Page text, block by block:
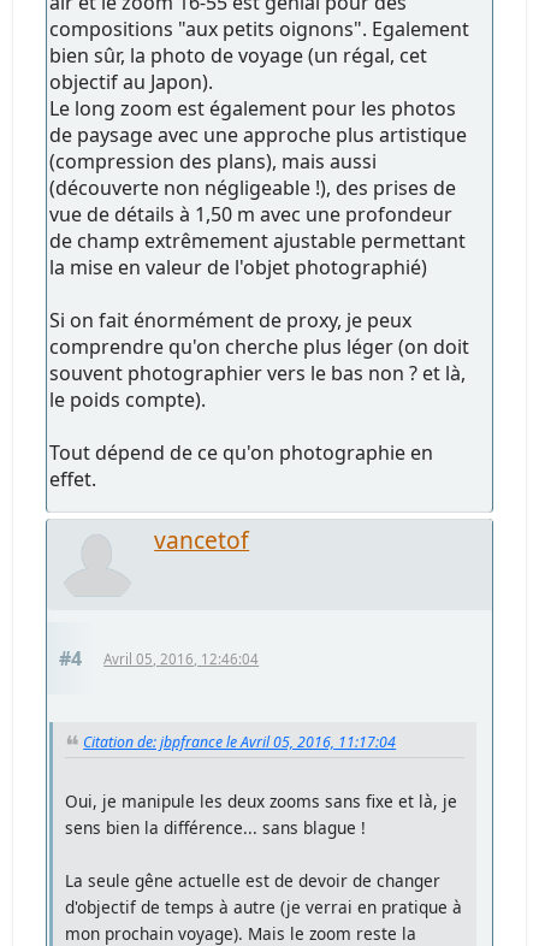
compositions "aux petits oignons". Egalement
bien sûr, la photo de voyage (un régal, cet
objectif au Japon).
Le long zoom est également pour les photos
de paysage avec une approche plus artistique
(compression des plans), mais aussi
(découverte non négligeable !), des prises de
vue de détails à 1,50 m avec une profondeur
de champ extrêmement ajustable permettant
la mise en valeur de l'objet photographié)
Si on fait énormément de proxy, je peux
comprendre qu'on cherche plus léger (on doit
souvent photographier vers le bas non ? et là,
le poids compte).
Tout dépend de ce qu'on photographie en
effet.
vancetof
#4 Avril 05, 2016, 12:46:04
Citation de: jbpfrance le Avril 05, 2016, 11:17:04
Oui, je manipule les deux zooms sans fixe et là, je
sens bien la différence... sans blague !
La seule gêne actuelle est de devoir de changer
d'objectif de temps à autre (je verrai en pratique à
mon prochain voyage). Mais le zoom reste la